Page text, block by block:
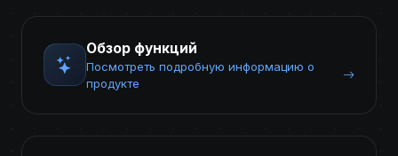
Обзор функций
Посмотреть подробную информацию о
продукте